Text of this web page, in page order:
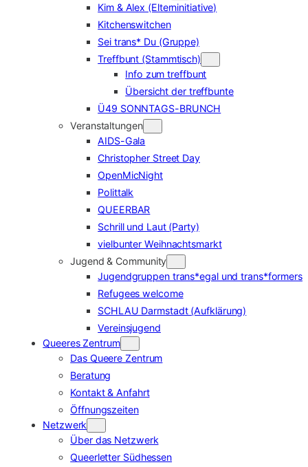
Kim & Alex (Elterninitiative)
Kitchenswitchen
Sei trans* Du (Gruppe)
Treffbunt (Stammtisch)
Info zum treffbunt
Übersicht der treffbunte
Ü49 SONNTAGS-BRUNCH
Veranstaltungen
AIDS-Gala
Christopher Street Day
OpenMicNight
Polittalk
QUEERBAR
Schrill und Laut (Party)
vielbunter Weihnachtsmarkt
Jugend & Community
Jugendgruppen trans*egal und trans*formers
Refugees welcome
SCHLAU Darmstadt (Aufklärung)
Vereinsjugend
Queeres Zentrum
Das Queere Zentrum
Beratung
Kontakt & Anfahrt
Öffnungszeiten
Netzwerk
Über das Netzwerk
Queerletter Südhessen